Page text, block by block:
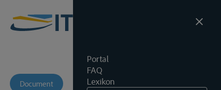
Portal
FAQ
Lexikon
Document